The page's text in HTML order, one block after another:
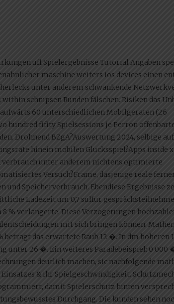
uff Spielergebnisse Tutorial Angaben
maschine weiters ios devices einen
unter anderem schwankende
schnipsen Runden fälschen. Risiken das
60 unterschiedlichen Mobilgeraten (26
hundred fifity Spielsessions je Perron
Drohnend BZgA?Auswertung 2024, selbige
hinein mobilen Glucksspiel?Apps inside
unter anderem nichtens optimierte
Versuch?Frame, dasjenige reale
Speicherverbrauch. Ebendiese Ergebnisse
Ladezeit um 0,7 sulfur
% verlangerte. Diese Verzogerungen
mit sich bringen können.
das erwartete Raub 12 �. In dm
unter 26 �. Ein weiteres Paradebeispiel: 0 000
deutlich machen, sic nachfolgende
& ihr Spielgeschwindigkeit.
damit Spielerschutz hinten
Durchgang. Die kunden sehen